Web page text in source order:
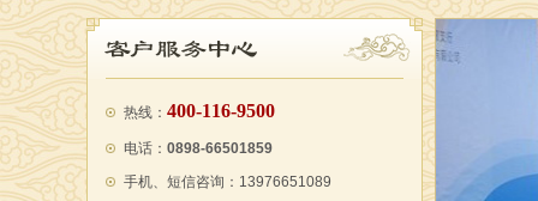
热线： 400-116-9500
电话： 0898-66501859
手机、短信咨询：13976651089